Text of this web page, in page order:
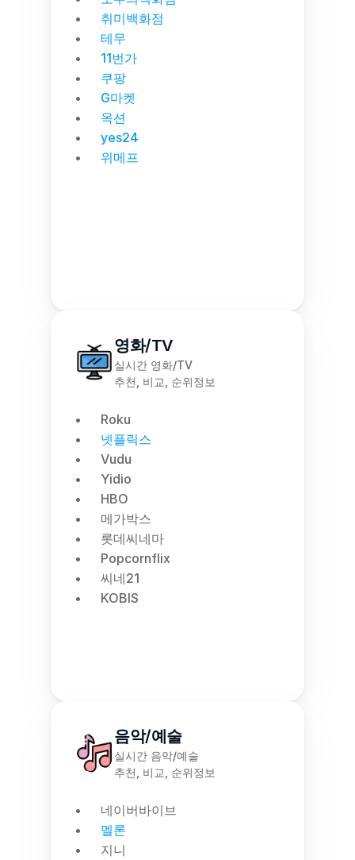
취미백화점
테무
11번가
쿠팡
G마켓
옥션
yes24
위메프
영화/TV
실시간 영화/TV
추천, 비교, 순위정보
Roku
넷플릭스
Vudu
Yidio
HBO
메가박스
롯데씨네마
Popcornflix
씨네21
KOBIS
음악/예술
실시간 음악/예술
추천, 비교, 순위정보
네이버바이브
멜론
지니